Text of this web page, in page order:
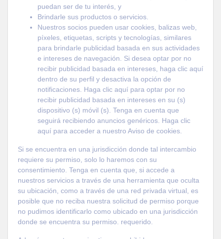
puedan ser de tu interés, y
Brindarle sus productos o servicios.
Nuestros socios pueden usar cookies, balizas web,
píxeles, etiquetas, scripts y tecnologías, similares
para brindarle publicidad basada en sus actividades
e intereses de navegación. Si desea optar por no
recibir publicidad basada en intereses, haga clic aquí
dentro de su perfil y desactiva la opción de
notificaciones. Haga clic aquí para optar por no
recibir publicidad basada en intereses en su (s)
dispositivo (s) móvil (s). Tenga en cuenta que
seguirá recibiendo anuncios genéricos. Haga clic
aquí para acceder a nuestro Aviso de cookies.
Si se encuentra en una jurisdicción donde tal intercambio
requiere su permiso, solo lo haremos con su
consentimiento. Tenga en cuenta que, si accede a
nuestros servicios a través de una herramienta que oculta
su ubicación, como a través de una red privada virtual, es
posible que no reciba nuestra solicitud de permiso porque
no pudimos identificarlo como ubicado en una jurisdicción
donde se encuentra su permiso. requerido.